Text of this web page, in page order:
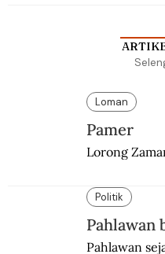
Loman
Pamer
Lorong
Politik
Pahlawan
Pahlawan